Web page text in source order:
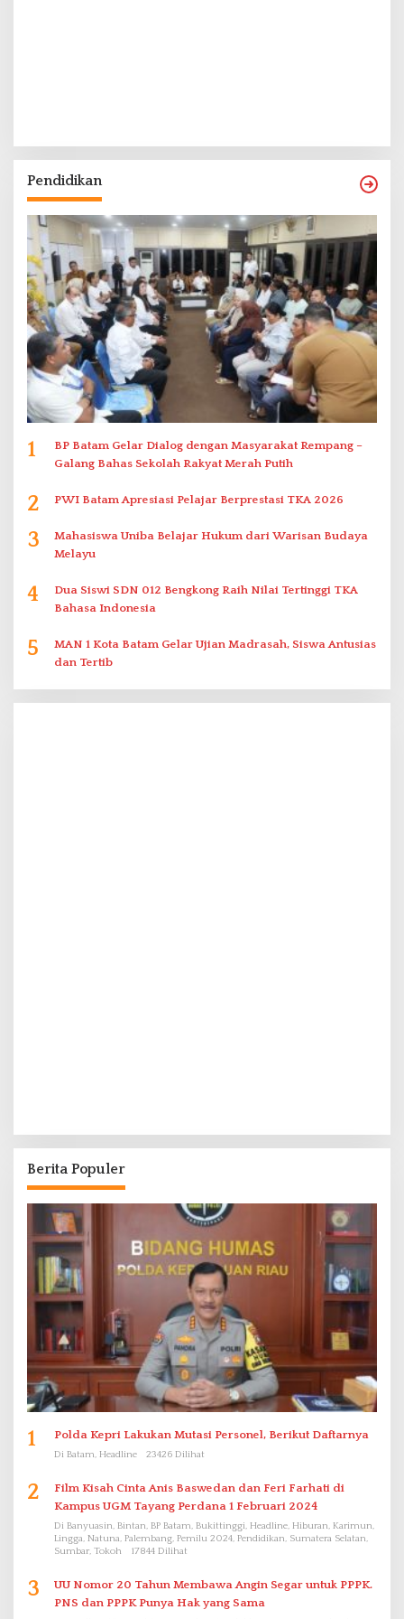
Pendidikan
1
BP Batam Gelar Dialog dengan Masyarakat Rempang –
Galang Bahas Sekolah Rakyat Merah Putih
2 PWI Batam Apresiasi Pelajar Berprestasi TKA 2026
3
Mahasiswa Uniba Belajar Hukum dari Warisan Budaya
Melayu
4
Dua Siswi SDN 012 Bengkong Raih Nilai Tertinggi TKA
Bahasa Indonesia
5
MAN 1 Kota Batam Gelar Ujian Madrasah, Siswa Antusias
dan Tertib
Berita Populer
1 Polda Kepri Lakukan Mutasi Personel, Berikut Daftarnya
Di Batam, Headline 23426 Dilihat
2
Film Kisah Cinta Anis Baswedan dan Feri Farhati di
Kampus UGM Tayang Perdana 1 Februari 2024
Di Banyuasin, Bintan, BP Batam, Bukittinggi, Headline, Hiburan, Karimun,
Lingga, Natuna, Palembang, Pemilu 2024, Pendidikan, Sumatera Selatan,
Sumbar, Tokoh
17844 Dilihat
3
UU Nomor 20 Tahun Membawa Angin Segar untuk PPPK.
PNS dan PPPK Punya Hak yang Sama